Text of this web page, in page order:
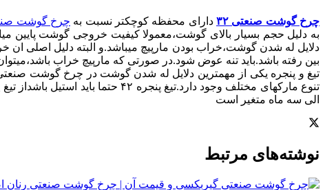
چرخ گوشت صنعتی ۳۲ دارای محفظه کوچکتر نسبت به چرخ گوشت
به دلیل حجم بسیار بالای گوشت،معمولا کیفیت خروجی گوشت پایین
بین رفته باشد.باید تنه عوض شود.در صورتی که مارپیچ خراب
الی سه ماه متغیر است
نوشته‌‌های مرتبط